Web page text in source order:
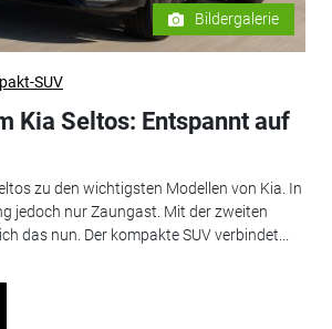
Bildergalerie
SUV
Kia Seltos: Entspannt auf
zu den wichtigsten Modellen von Kia. In
jedoch nur Zaungast. Mit der zweiten
das nun. Der kompakte SUV verbindet...